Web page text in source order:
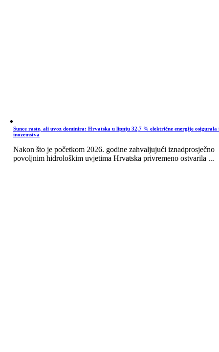
Sunce raste, ali uvoz dominira: Hrvatska u lipnju 32,7 % električne energije osigurala
inozemstva
Nakon što je početkom 2026. godine zahvaljujući iznadprosječno
povoljnim hidrološkim uvjetima Hrvatska privremeno ostvarila ...